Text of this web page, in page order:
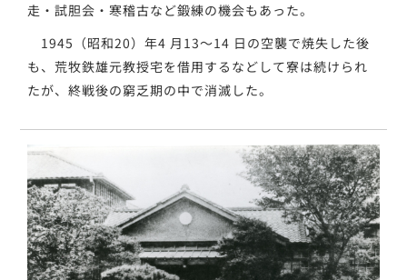
走・試胆会・寒稽古など鍛練の機会もあった。
1945（昭和20）年4 月13～14 日の空襲で焼失した後
も、荒牧鉄雄元教授宅を借用するなどして寮は続けられ
たが、終戦後の窮乏期の中で消滅した。